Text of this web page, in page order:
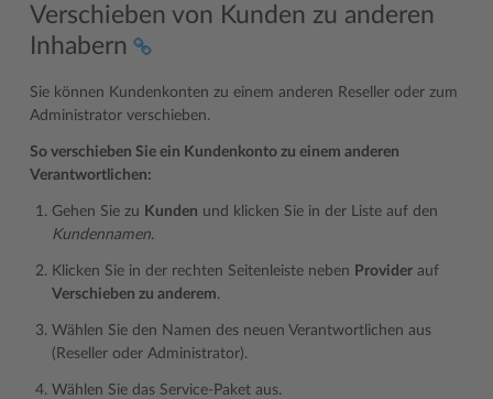
Verschieben von Kunden zu anderen
Inhabern
Sie können Kundenkonten zu einem anderen Reseller oder zum
Administrator verschieben.
So verschieben Sie ein Kundenkonto zu einem anderen
Verantwortlichen:
Gehen Sie zu Kunden und klicken Sie in der Liste auf den
Kundennamen.
Klicken Sie in der rechten Seitenleiste neben Provider auf
Verschieben zu anderem.
Wählen Sie den Namen des neuen Verantwortlichen aus
(Reseller oder Administrator).
Wählen Sie das Service-Paket aus.